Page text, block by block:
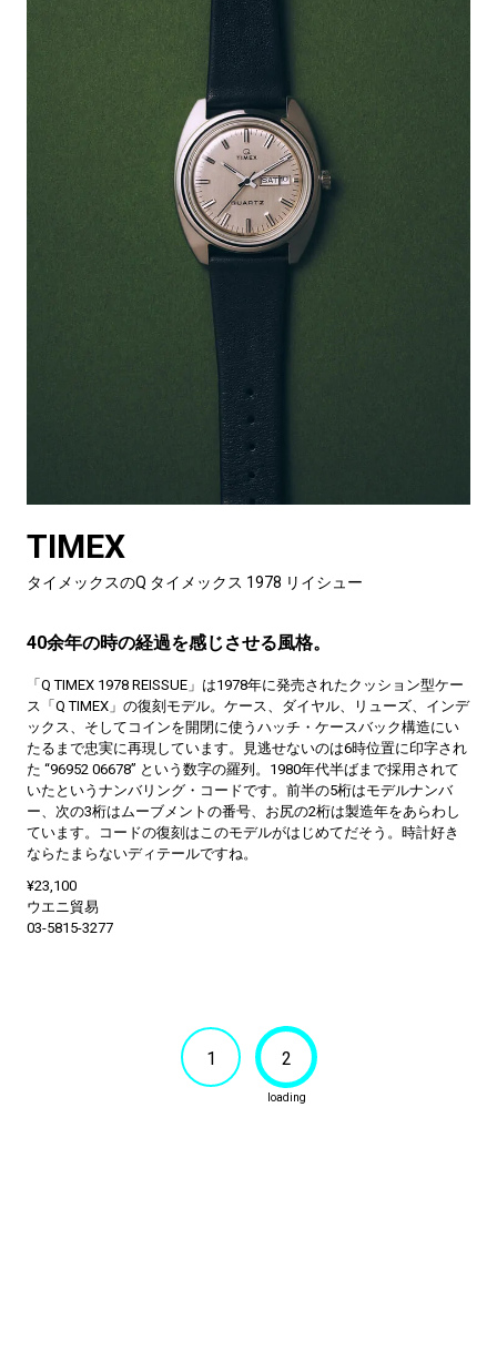
TIMEX
タイメックスのQ タイメックス 1978 リイシュー
40余年の時の経過を感じさせる風格。
「Q TIMEX 1978 REISSUE」は1978年に発売されたクッション型ケー
ス「Q TIMEX」の復刻モデル。ケース、ダイヤル、リューズ、インデ
ックス、そしてコインを開閉に使うハッチ・ケースバック構造にい
たるまで忠実に再現しています。見逃せないのは6時位置に印字され
た “96952 06678” という数字の羅列。1980年代半ばまで採用されて
いたというナンバリング・コードです。前半の5桁はモデルナンバ
ー、次の3桁はムーブメントの番号、お尻の2桁は製造年をあらわし
ています。コードの復刻はこのモデルがはじめてだそう。時計好き
ならたまらないディテールですね。
¥23,100
ウエニ貿易
03-5815-3277
1 2